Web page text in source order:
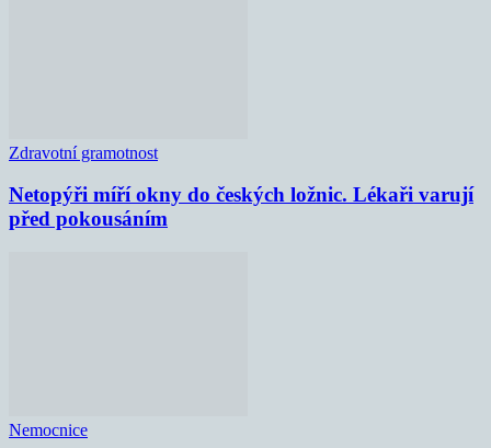
Zdravotní gramotnost
Netopýři míří okny do českých ložnic. Lékaři varují
před pokousáním
Nemocnice